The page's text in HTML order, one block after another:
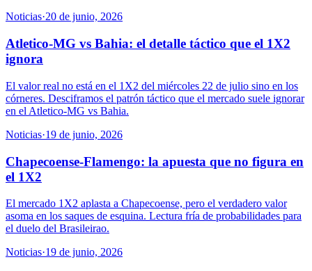
Noticias·20 de junio, 2026
Atletico-MG vs Bahia: el detalle táctico que el 1X2
ignora
El valor real no está en el 1X2 del miércoles 22 de julio sino en los
córneres. Desciframos el patrón táctico que el mercado suele ignorar
en el Atletico-MG vs Bahia.
Noticias·19 de junio, 2026
Chapecoense-Flamengo: la apuesta que no figura en
el 1X2
El mercado 1X2 aplasta a Chapecoense, pero el verdadero valor
asoma en los saques de esquina. Lectura fría de probabilidades para
el duelo del Brasileirao.
Noticias·19 de junio, 2026